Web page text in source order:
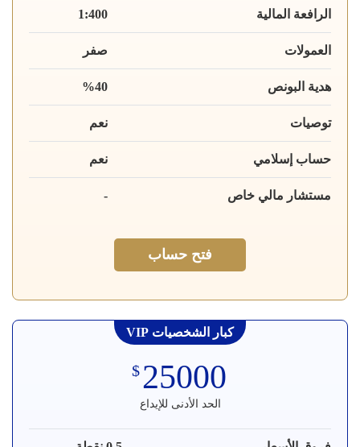
1:400 الرافعة المالية
صفر العمولات
%40 هدية البونص
نعم توصيات
نعم حساب إسلامي
- مستشار مالي خاص
فتح حساب
كبار الشخصيات VIP
$ 25000
الحد الأدنى للإيداع